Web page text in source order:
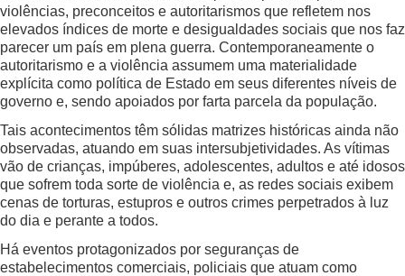
violências, preconceitos e autoritarismos que refletem nos
elevados índices de morte e desigualdades sociais que nos faz
parecer um país em plena guerra. Contemporaneamente o
autoritarismo e a violência assumem uma materialidade
explícita como política de Estado em seus diferentes níveis de
governo e, sendo apoiados por farta parcela da população.
Tais acontecimentos têm sólidas matrizes históricas ainda não
observadas, atuando em suas intersubjetividades. As vítimas
vão de crianças, impúberes, adolescentes, adultos e até idosos
que sofrem toda sorte de violência e, as redes sociais exibem
cenas de torturas, estupros e outros crimes perpetrados à luz
do dia e perante a todos.
Há eventos protagonizados por seguranças de
estabelecimentos comerciais, policiais que atuam como